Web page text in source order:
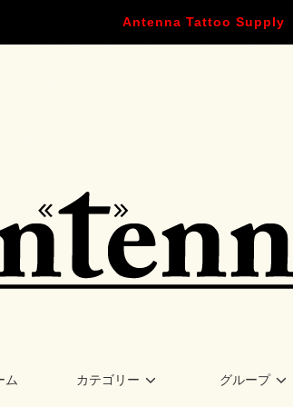
Antenna Tattoo Supply
ム カテゴリー グループ